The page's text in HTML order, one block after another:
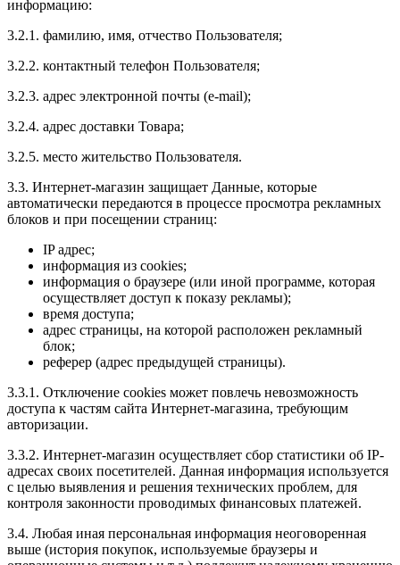
информацию:
3.2.1. фамилию, имя, отчество Пользователя;
3.2.2. контактный телефон Пользователя;
3.2.3. адрес электронной почты (e-mail);
3.2.4. адрес доставки Товара;
3.2.5. место жительство Пользователя.
3.3. Интернет-магазин защищает Данные, которые
автоматически передаются в процессе просмотра рекламных
блоков и при посещении страниц:
IP адрес;
информация из cookies;
информация о браузере (или иной программе, которая
осуществляет доступ к показу рекламы);
время доступа;
адрес страницы, на которой расположен рекламный
блок;
реферер (адрес предыдущей страницы).
3.3.1. Отключение cookies может повлечь невозможность
доступа к частям сайта Интернет-магазина, требующим
авторизации.
3.3.2. Интернет-магазин осуществляет сбор статистики об IP-
адресах своих посетителей. Данная информация используется
с целью выявления и решения технических проблем, для
контроля законности проводимых финансовых платежей.
3.4. Любая иная персональная информация неоговоренная
выше (история покупок, используемые браузеры и